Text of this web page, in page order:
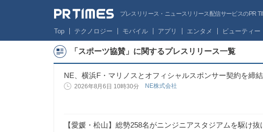
プレスリリース・ニュースリリース配信サービスのPR
Top テクノロジー モバイル アプリ エンタメ ビューティー
「スポーツ協賛」に関するプレスリリース一覧
NE、横浜F・マリノスとオフィシャルスポンサー契約を締結
2026年8月6日 10時30分 NE株式会社
【愛媛・松山】総勢258名がニンジニアスタジアムを駆け